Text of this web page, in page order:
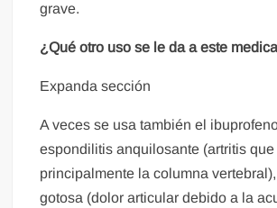
grave.
¿Qué otro uso se le da a este
Expanda sección
A veces se usa también el
espondilitis anquilosante (artritis que
principalmente la columna
gotosa (dolor articular debido a la